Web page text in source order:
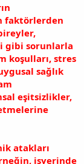
faktörlerden
gibi sorunlarla
koşulları, stres
sağlık
eşitsizlikler,
atakları
işyerinde